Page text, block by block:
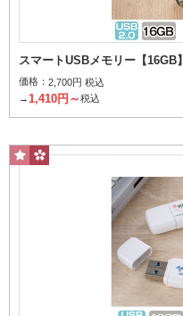
スマートUSBメモリー【16GB】
価格： 2,700円 税込
→1,410円～税込